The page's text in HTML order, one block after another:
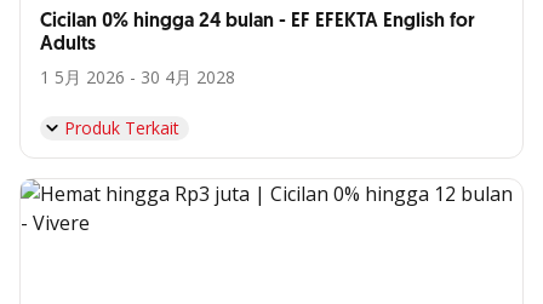
Cicilan 0% hingga 24 bulan - EF EFEKTA English for
Adults
1 5月 2026 - 30 4月 2028
Produk Terkait